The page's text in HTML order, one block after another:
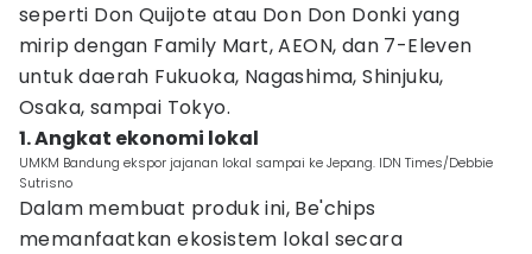
seperti Don Quijote atau Don Don Donki yang
mirip dengan Family Mart, AEON, dan 7-Eleven
untuk daerah Fukuoka, Nagashima, Shinjuku,
Osaka, sampai Tokyo.
1. Angkat ekonomi lokal
UMKM Bandung ekspor jajanan lokal sampai ke Jepang. IDN Times/Debbie
Sutrisno
Dalam membuat produk ini, Be'chips
memanfaatkan ekosistem lokal secara